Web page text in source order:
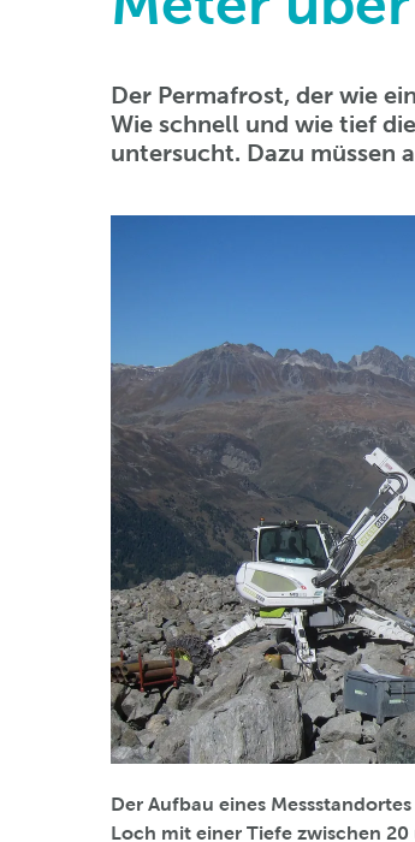
Der Permafrost, der wie
Wie schnell und wie tief
untersucht. Dazu müssen
Der Aufbau eines
Loch mit einer Tiefe zwischen